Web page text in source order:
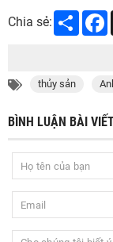
Chia sẻ: Share
thủy sản
BÌNH LUẬN BÀI